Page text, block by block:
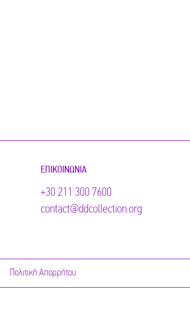
ΕΠΙΚΟΙΝΩΝΊΑ
+30 211 300 7600
contact@ddcollection.org
Πολιτική Απορρήτου